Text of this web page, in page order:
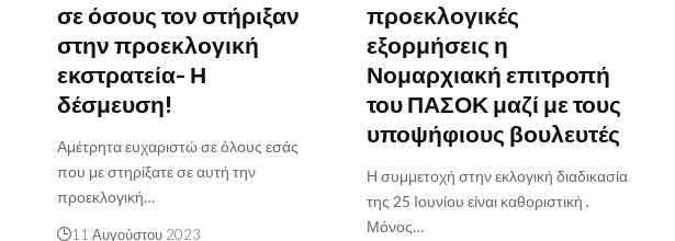
σε όσους τον στήριξαν
στην προεκλογική
εκστρατεία- Η
δέσμευση!
Αμέτρητα ευχαριστώ σε όλους εσάς
που με στηρίξατε σε αυτή την
προεκλογική…
11 Αυγούστου 2023
προεκλογικές
εξορμήσεις η
Νομαρχιακή επιτροπή
του ΠΑΣΟΚ μαζί με τους
υποψήφιους βουλευτές
Η συμμετοχή στην εκλογική διαδικασία
της 25 Ιουνίου είναι καθοριστική .
Μόνος…